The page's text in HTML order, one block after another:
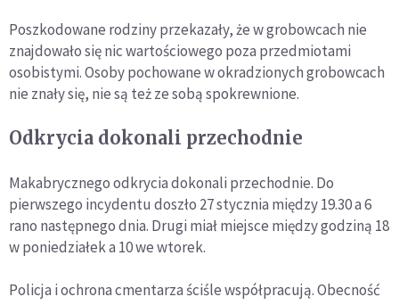
Poszkodowane rodziny przekazały, że w grobowcach nie
znajdowało się nic wartościowego poza przedmiotami
osobistymi. Osoby pochowane w okradzionych grobowcach
nie znały się, nie są też ze sobą spokrewnione.
Odkrycia dokonali przechodnie
Makabrycznego odkrycia dokonali przechodnie. Do
pierwszego incydentu doszło 27 stycznia między 19.30 a 6
rano następnego dnia. Drugi miał miejsce między godziną 18
w poniedziałek a 10 we wtorek.
Policja i ochrona cmentarza ściśle współpracują. Obecność